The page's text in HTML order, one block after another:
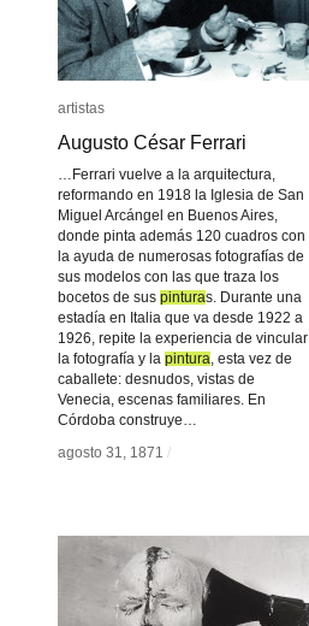
artistas
Augusto César Ferrari
…Ferrari vuelve a la arquitectura,
reformando en 1918 la Iglesia de San
Miguel Arcángel en Buenos Aires,
donde pinta además 120 cuadros con
la ayuda de numerosas fotografías de
sus modelos con las que traza los
bocetos de sus pinturas. Durante una
estadía en Italia que va desde 1922 a
1926, repite la experiencia de vincular
la fotografía y la pintura , esta vez de
caballete: desnudos, vistas de
Venecia, escenas familiares. En
Córdoba construye…
agosto 31, 1871 /
artistas
Augusto César Ferrari
pintura
pintura
agosto 31, 1871 /